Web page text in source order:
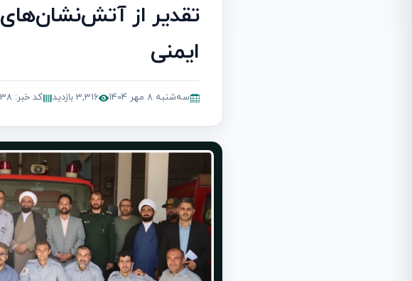
تقدیر از
ایمنی
سه‌شنبه 8 مهر 1404 3,316 بازدید کد خبر: jm-51438